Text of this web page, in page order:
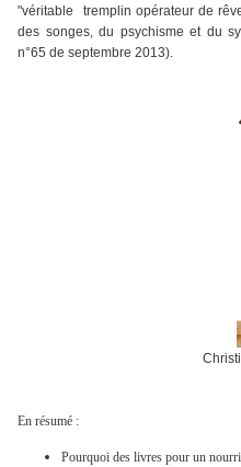
"véritable
tremplin opérateur de
des songes, du psychisme et du
n°65 de septembre 2013).
En résumé :
Pourquoi des livres pour un